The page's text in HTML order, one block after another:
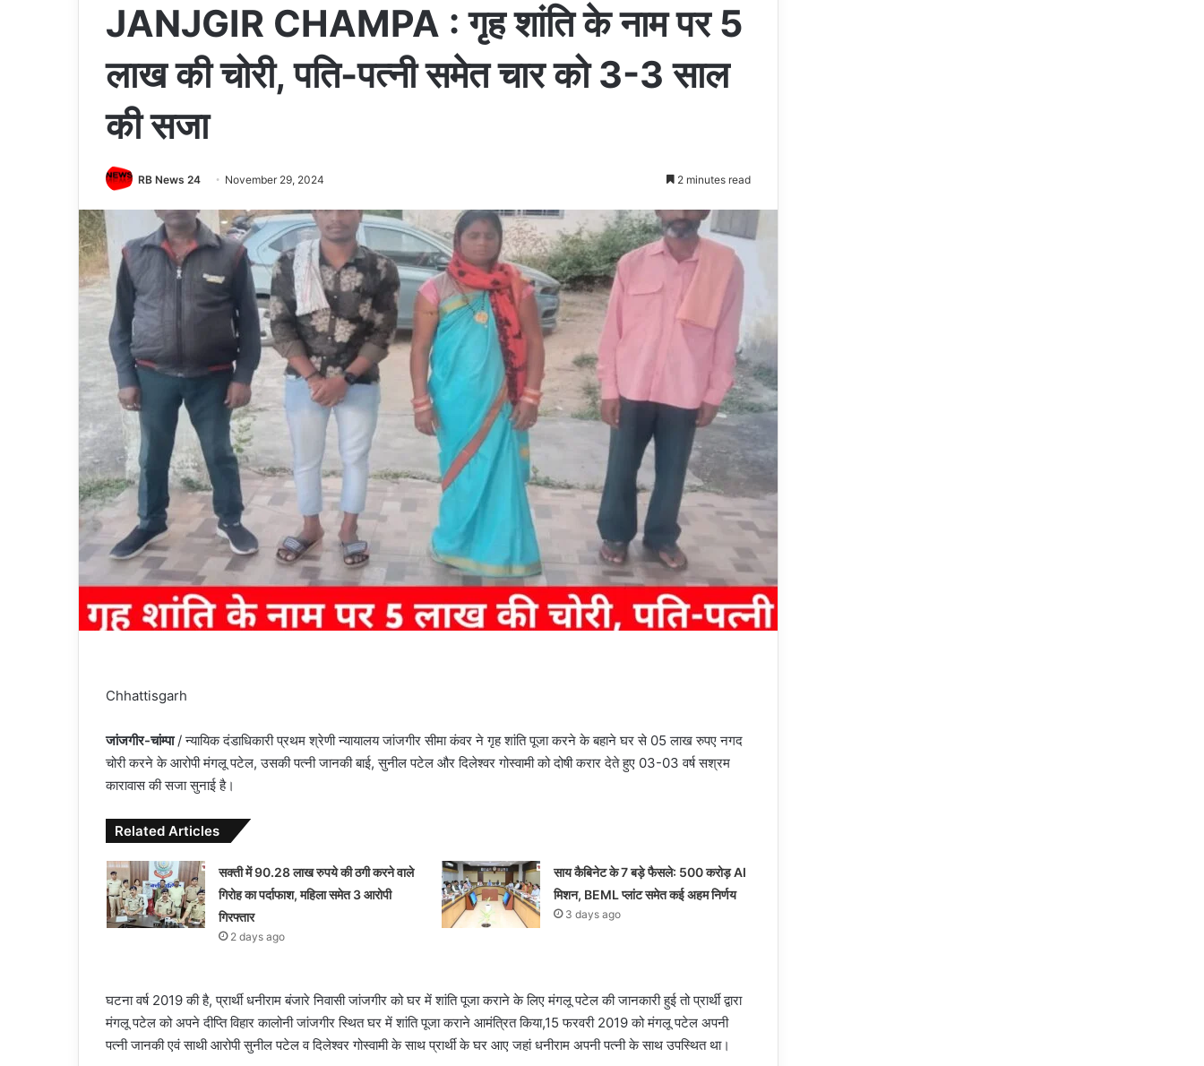
JANJGIR CHAMPA : गृह शांति के नाम पर 5
लाख की चोरी, पति-पत्नी समेत चार को 3-3 साल
की सजा
RB News 24 November 29, 2024 2 minutes read
Chhattisgarh
जांजगीर-चांम्पा/ न्यायिक दंडाधिकारी प्रथम श्रेणी न्यायालय जांजगीर सीमा कंवर ने गृह शांति पूजा करने के बहाने घर से 05 लाख रुपए नगद
चोरी करने के आरोपी मंगलू पटेल, उसकी पत्नी जानकी बाई, सुनील पटेल और दिलेश्वर गोस्वामी को दोषी करार देते हुए 03-03 वर्ष सश्रम
कारावास की सजा सुनाई है।
Related Articles
सक्ती में 90.28 लाख रुपये की ठगी करने वाले
गिरोह का पर्दाफाश, महिला समेत 3 आरोपी
गिरफ्तार
2 days ago
साय कैबिनेट के 7 बड़े फैसले: 500 करोड़ AI
मिशन, BEML प्लांट समेत कई अहम निर्णय
3 days ago
घटना वर्ष 2019 की है, प्रार्थी धनीराम बंजारे निवासी जांजगीर को घर में शांति पूजा कराने के लिए मंगलू पटेल की जानकारी हुई तो प्रार्थी द्वारा
मंगलू पटेल को अपने दीप्ति विहार कालोनी जांजगीर स्थित घर में शांति पूजा कराने आमंत्रित किया,15 फरवरी 2019 को मंगलू पटेल अपनी
पत्नी जानकी एवं साथी आरोपी सुनील पटेल व दिलेश्वर गोस्वामी के साथ प्रार्थी के घर आए जहां धनीराम अपनी पत्नी के साथ उपस्थित था।